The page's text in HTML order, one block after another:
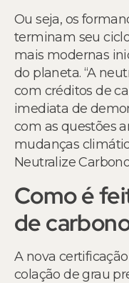
Ou seja, os
terminam seu
mais modernas
do planeta. “A
com créditos de
imediata de
com as questões
mudanças
Neutralize
Como é
de
A nova
colação de grau